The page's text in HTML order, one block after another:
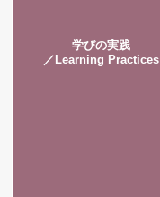
学びの実践
／Learning Practices